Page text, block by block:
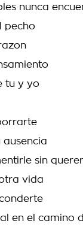
nunca
pecho
tu y yo
sin
vida
en el camino